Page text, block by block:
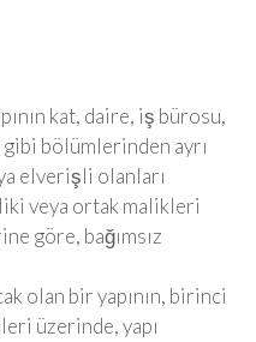
kat, daire, iş bürosu,
gibi bölümlerinden ayrı
elverişli olanları
veya ortak malikleri
göre, bağımsız
olan bir yapının, birinci
üzerinde, yapı